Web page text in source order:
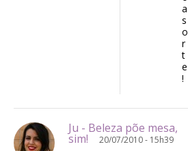
a
s
o
r
t
e
!
Ju - Beleza põe mesa,
sim! 20/07/2010 - 15h39